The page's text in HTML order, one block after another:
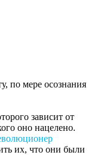
по мере осознания
зависит от
оно нацелено.
их, что они были